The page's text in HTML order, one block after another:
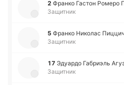
2 Франко Гастон Ромеро
Защитник
5 Франко Ни­ко­лас
Защитник
17 Эдуа­рдо Га­бриэль
Защитник